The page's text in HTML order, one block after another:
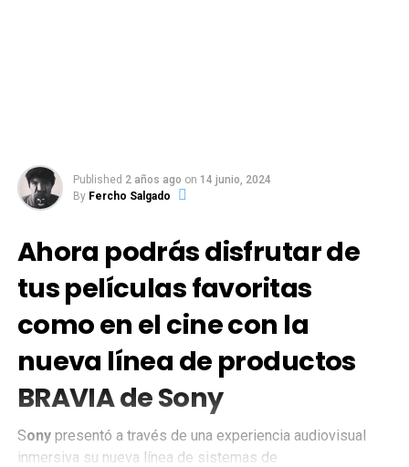
Published 2 años ago on 14 junio, 2024
By Fercho Salgado
Ahora podrás disfrutar de
tus películas favoritas
como en el cine con la
nueva línea de productos
BRAVIA de Sony
Sony presentó a través de una experiencia audiovisual
inmersiva su nueva línea de sistemas de